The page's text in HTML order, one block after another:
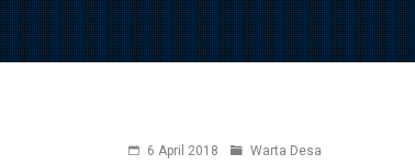
6 April 2018 Warta Desa